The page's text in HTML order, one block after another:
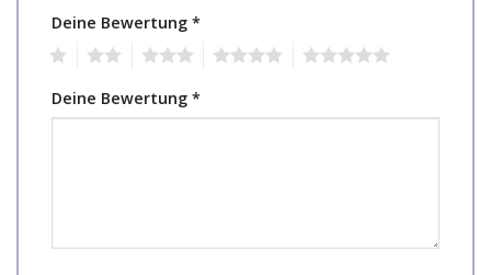
Deine Bewertung *
Deine Bewertung *